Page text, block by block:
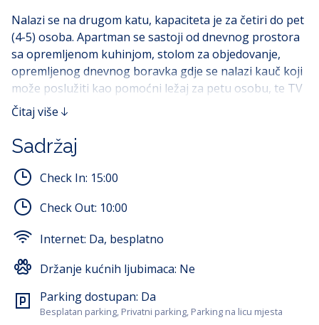
Nalazi se na drugom katu, kapaciteta je za četiri do pet
(4-5) osoba. Apartman se sastoji od dnevnog prostora
sa opremljenom kuhinjom, stolom za objedovanje,
opremljenog dnevnog boravka gdje se nalazi kauč koji
može poslužiti kao pomoćni ležaj za petu osobu, te TV
ravnog ekrana. Apartman na raspolaganju ima dvije
spavaće sobe s bračnim krevetom, te kupaonu s
perilicom rublja. Terasa pruža ugodan pogled na grad
gdje se nalazi stol i stolice za sjedenje. U cijenu najma
apartmana uključeno je korištenje: perilice rublja,
posteljine, ručnika, Wi-fi-a, te klime.
Čitaj više
Sadržaj
Check In: 15:00
Check Out: 10:00
Internet: Da, besplatno
Držanje kućnih ljubimaca: Ne
Parking dostupan: Da
Besplatan parking, Privatni parking, Parking na licu mjesta